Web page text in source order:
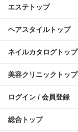
エステトップ
ヘアスタイルトップ
ネイルカタログトップ
美容クリニックトップ
ログイン / 会員登録
総合トップ